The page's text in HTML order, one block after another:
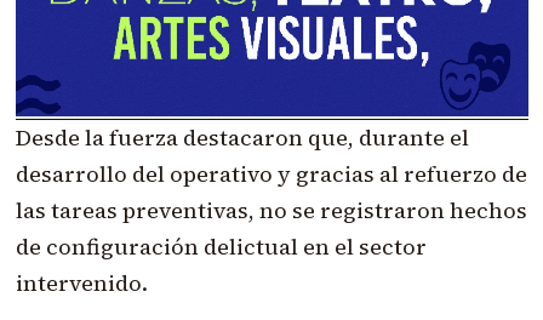
Desde la fuerza destacaron que, durante el
desarrollo del operativo y gracias al refuerzo de
las tareas preventivas, no se registraron hechos
de configuración delictual en el sector
intervenido.